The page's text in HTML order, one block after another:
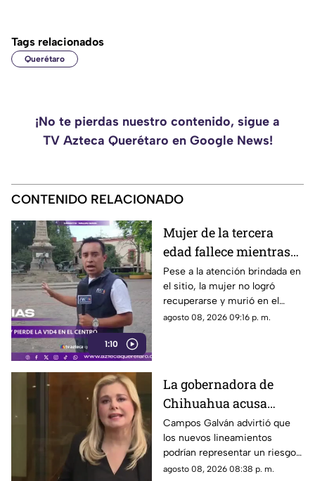
Tags relacionados
Querétaro
¡No te pierdas nuestro contenido, sigue a
TV Azteca Querétaro en Google News!
CONTENIDO RELACIONADO
1:10
Mujer de la tercera
edad fallece mientras
caminaba por el Centro
de Querétaro
Pese a la atención brindada en
el sitio, la mujer no logró
recuperarse y murió en el
lugar.
agosto 08, 2026 09:16 p. m.
La gobernadora de
Chihuahua acusa
posible censura
impulsada desde el
Gobierno Federal
Campos Galván advirtió que
los nuevos lineamientos
podrían representar un riesgo
para la libertad de expresión
agosto 08, 2026 08:38 p. m.